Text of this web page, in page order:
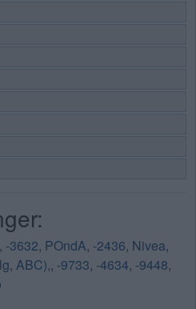
, -3632, POndA, -2436, Nivea,
, ABC),, -9733, -4634, -9448,